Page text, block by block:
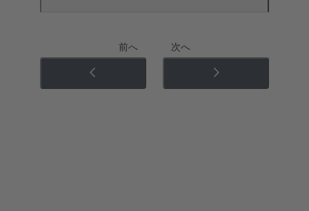
前へ 次へ